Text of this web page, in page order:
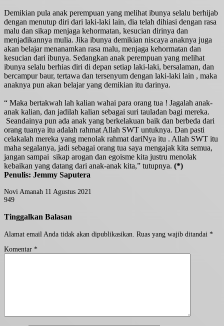
Demikian pula anak perempuan yang melihat ibunya selalu berhijab
dengan menutup diri dari laki-laki lain, dia telah dihiasi dengan rasa
malu dan sikap menjaga kehormatan, kesucian dirinya dan
menjadikannya mulia. Jika ibunya demikian niscaya anaknya juga
akan belajar menanamkan rasa malu, menjaga kehormatan dan
kesucian dari ibunya. Sedangkan anak perempuan yang melihat
ibunya selalu berhias diri di depan setiap laki-laki, bersalaman, dan
bercampur baur, tertawa dan tersenyum dengan laki-laki lain , maka
anaknya pun akan belajar yang demikian itu darinya.
“ Maka bertakwah lah kalian wahai para orang tua ! Jagalah anak-
anak kalian, dan jadilah kalian sebagai suri tauladan bagi mereka.
Seandainya pun ada anak yang berkelakuan baik dan berbeda dari
orang tuanya itu adalah rahmat Allah SWT untuknya. Dan pasti
celakalah mereka yang menolak rahmat dariNya itu . Allah SWT itu
maha segalanya, jadi sebagai orang tua saya mengajak kita semua,
jangan sampai sikap arogan dan egoisme kita justru menolak
kebaikan yang datang dari anak-anak kita,” tutupnya. (*)
Penulis: Jemmy Saputera
Novi Amanah Send
11 Agustus 2021
949
Tinggalkan Balasan
Alamat email Anda tidak akan dipublikasikan. Ruas yang wajib ditandai *
Komentar *